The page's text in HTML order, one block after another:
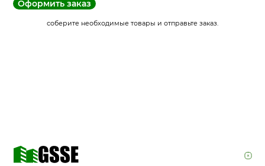
Оформить заказ
соберите необходимые товары и отправьте заказ.